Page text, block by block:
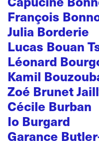
François
Julia Borderie
Lucas Bouan
Léonard
Kamil
Zoé Brunet
Cécile Burban
Io Burgard
Garance